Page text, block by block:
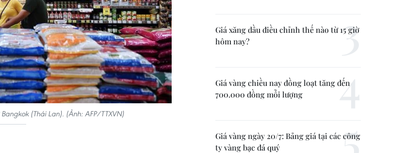
(Thái Lan). (Ảnh: AFP/TTXVN)
Giá xăng dầu điều chỉnh thế nào từ 15 giờ
hôm nay?
Giá vàng chiều nay đồng loạt tăng đến
700.000 đồng mỗi lượng
Giá vàng ngày 20/7: Bảng giá tại các công
ty vàng bạc đá quý